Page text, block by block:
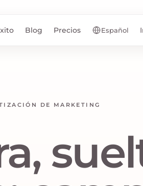
Blog Precios Español
DE MARKETING